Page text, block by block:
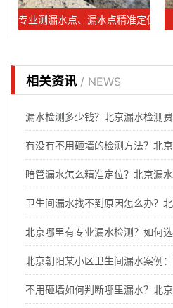
专业测漏水点、漏水点精准定位服务
相关资讯 / NEWS
漏水检测多少钱？北京漏水检测费
有没有不用砸墙的检测方法？北京
暗管漏水怎么精准定位？北京漏水
卫生间漏水找不到原因怎么办？北
北京哪里有专业漏水检测？如何选
北京朝阳某小区卫生间漏水案例：
不用砸墙如何判断哪里漏水？北京